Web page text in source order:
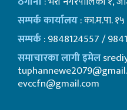
सम्पर्क कार्यालय: का.म.पा.
सम्पर्क: 9848124557 /
समाचारका लागी इमेल
evccfn@gmail.com